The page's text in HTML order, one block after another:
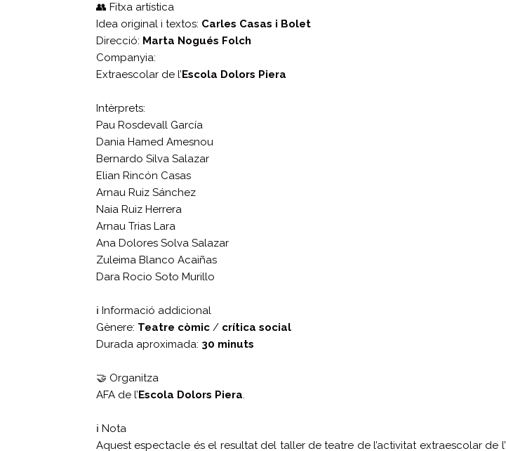
👥 Fitxa artística
Idea original i textos: Carles Casas i Bolet
Direcció: Marta Nogués Folch
Companyia:
Extraescolar de l’Escola Dolors Piera
Intèrprets:
Pau Rosdevall García
Dania Hamed Amesnou
Bernardo Silva Salazar
Elian Rincón Casas
Arnau Ruiz Sánchez
Naia Ruiz Herrera
Arnau Trias Lara
Ana Dolores Solva Salazar
Zuleima Blanco Acaiñas
Dara Rocio Soto Murillo
ℹ️ Informació addicional
Gènere: Teatre còmic / crítica social
Durada aproximada: 30 minuts
🤝 Organitza
AFA de l’Escola Dolors Piera.
ℹ️ Nota
Aquest espectacle és el resultat del taller de teatre de l’activitat extraescolar de l’